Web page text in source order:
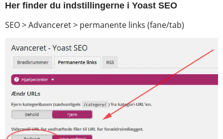
Her finder du indstillingerne i Yoast SEO
SEO > Advanceret > permanente links (fane/tab)